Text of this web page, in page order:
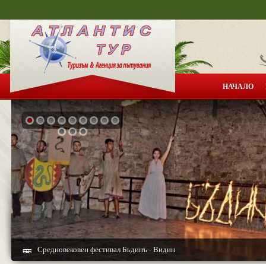
НАЧАЛО
Средновековен фестивал Бъдинъ - Видин
Ивайловград и Вила Армира - по следите на историята